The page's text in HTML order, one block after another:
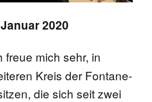
2020
freue mich sehr, in
Kreis der Fontane-
die sich seit zwei